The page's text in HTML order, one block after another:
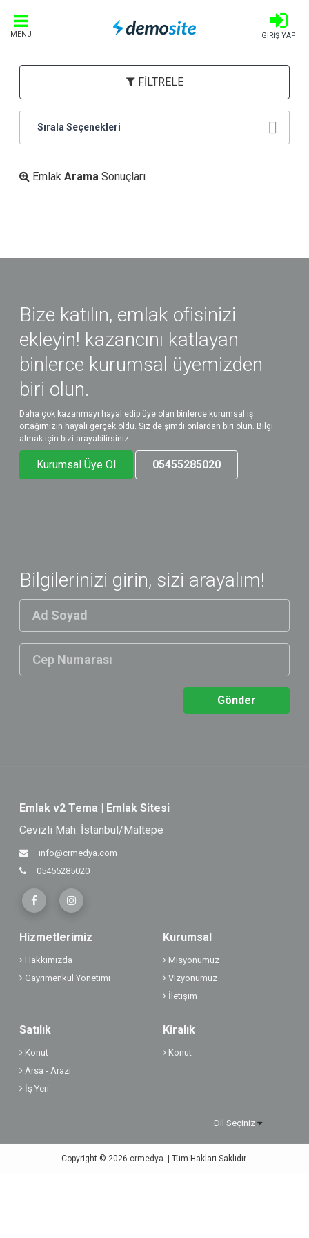
MENÜ GİRİŞ YAP
FİLTRELE
Sırala Seçenekleri
Emlak Arama Sonuçları
Bize katılın, emlak ofisinizi
ekleyin! kazancını katlayan
binlerce kurumsal üyemizden
biri olun.
Daha çok kazanmayı hayal edip üye olan binlerce kurumsal iş
ortağımızın hayali gerçek oldu. Siz de şimdi onlardan biri olun. Bilgi
almak için bizi arayabilirsiniz.
Kurumsal Üye Ol 05455285020
Bilgilerinizi girin, sizi arayalım!
Gönder
Emlak v2 Tema | Emlak Sitesi
Cevizli Mah. İstanbul/Maltepe
info@crmedya.com
05455285020
Hizmetlerimiz
Hakkımızda
Gayrimenkul Yönetimi
Kurumsal
Misyonumuz
Vizyonumuz
İletişim
Satılık
Konut
Arsa - Arazi
İş Yeri
Kiralık
Konut
Dil Seçiniz
Copyright © 2026 crmedya. | Tüm Hakları Saklıdır.